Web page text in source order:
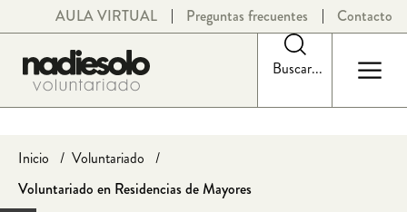
al
contenido
AULA VIRTUAL Preguntas frecuentes Contacto
Buscar...
Inicio
Voluntariado
Voluntariado en Residencias de Mayores